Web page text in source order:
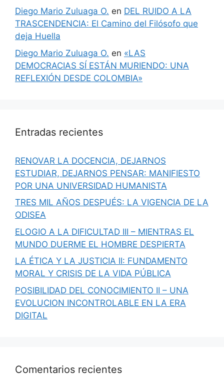
Diego Mario Zuluaga O. en DEL RUIDO A LA
TRASCENDENCIA: El Camino del Filósofo que
deja Huella
Diego Mario Zuluaga O. en «LAS
DEMOCRACIAS SÍ ESTÁN MURIENDO: UNA
REFLEXIÓN DESDE COLOMBIA»
Entradas recientes
RENOVAR LA DOCENCIA, DEJARNOS
ESTUDIAR, DEJARNOS PENSAR: MANIFIESTO
POR UNA UNIVERSIDAD HUMANISTA
TRES MIL AÑOS DESPUÉS: LA VIGENCIA DE LA
ODISEA
ELOGIO A LA DIFICULTAD III – MIENTRAS EL
MUNDO DUERME EL HOMBRE DESPIERTA
LA ÉTICA Y LA JUSTICIA II: FUNDAMENTO
MORAL Y CRISIS DE LA VIDA PÚBLICA
POSIBILIDAD DEL CONOCIMIENTO II – UNA
EVOLUCION INCONTROLABLE EN LA ERA
DIGITAL
Comentarios recientes